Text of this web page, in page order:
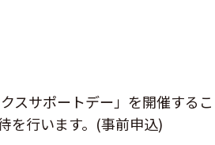
サポートデー」を開催するこ
を行います。(事前申込)